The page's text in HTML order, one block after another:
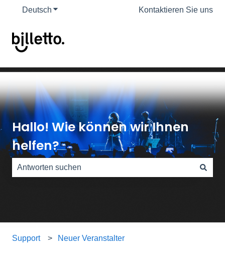
Deutsch Untermenü für Übersetzungen anzeigen
Kontaktieren Sie uns
Hallo! Wie können wir Ihnen
helfen?
Support Neuer Veranstalter